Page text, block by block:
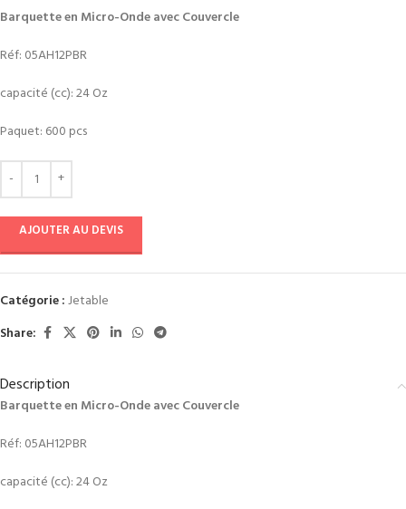
Barquette en Micro-Onde avec Couvercle
Réf: 05AH12PBR
capacité (cc): 24 Oz
Paquet: 600 pcs
AJOUTER AU DEVIS
Catégorie :Jetable
Share:
Description
Barquette en Micro-Onde avec Couvercle
Réf: 05AH12PBR
capacité (cc): 24 Oz